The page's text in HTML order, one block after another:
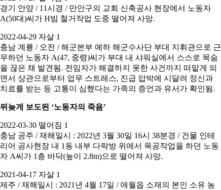
경기 안양 / 11시경 / 만안구의 교회 신축공사 현장에서 노동자
A(50대)씨가 H빔 철거작업 도중 떨어져 사망.
2022-04-29 자살 1
충남 계룡 / 오전 / 해군본부 예하 해군수사단 부대 지휘관으로 근
무하던 노동자 A(47, 중령)씨가 부대 내 샤워실에서 스스로 목숨
을 끊은 채 발견됨. 전임자가 해결하지 못한 사건까지 떠맡게 되
면서 상관으로부터 업무 스트레스, 진급 압박에 시달려 정신과
치료를 받는 등 고통이 심했다는 가족의 증언과 유서가 확인됨.
뒤늦게 보도된 ‘노동자의 죽음’
2022-03-30 떨어짐 1
충남 공주 / 재해일시 : 2022년 3월 30일 16시 38분경 / 건물 인테
리어 공사현장 내 1동 내부 다락방 위에서 목공작업을 하던 노동
자 A씨가 1층 바닥(높이 2.8m)으로 떨어져 사망.
2021-04-17 자살 1
제주 / 재해일시 : 2021년 4월 17일 / 애월읍 소재의 본인 소유 농